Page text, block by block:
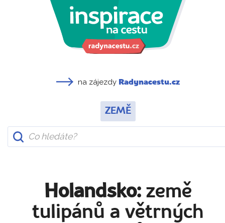
na zájezdy Radynacestu.cz
ZEMĚ
Holandsko: země
tulipánů a větrných